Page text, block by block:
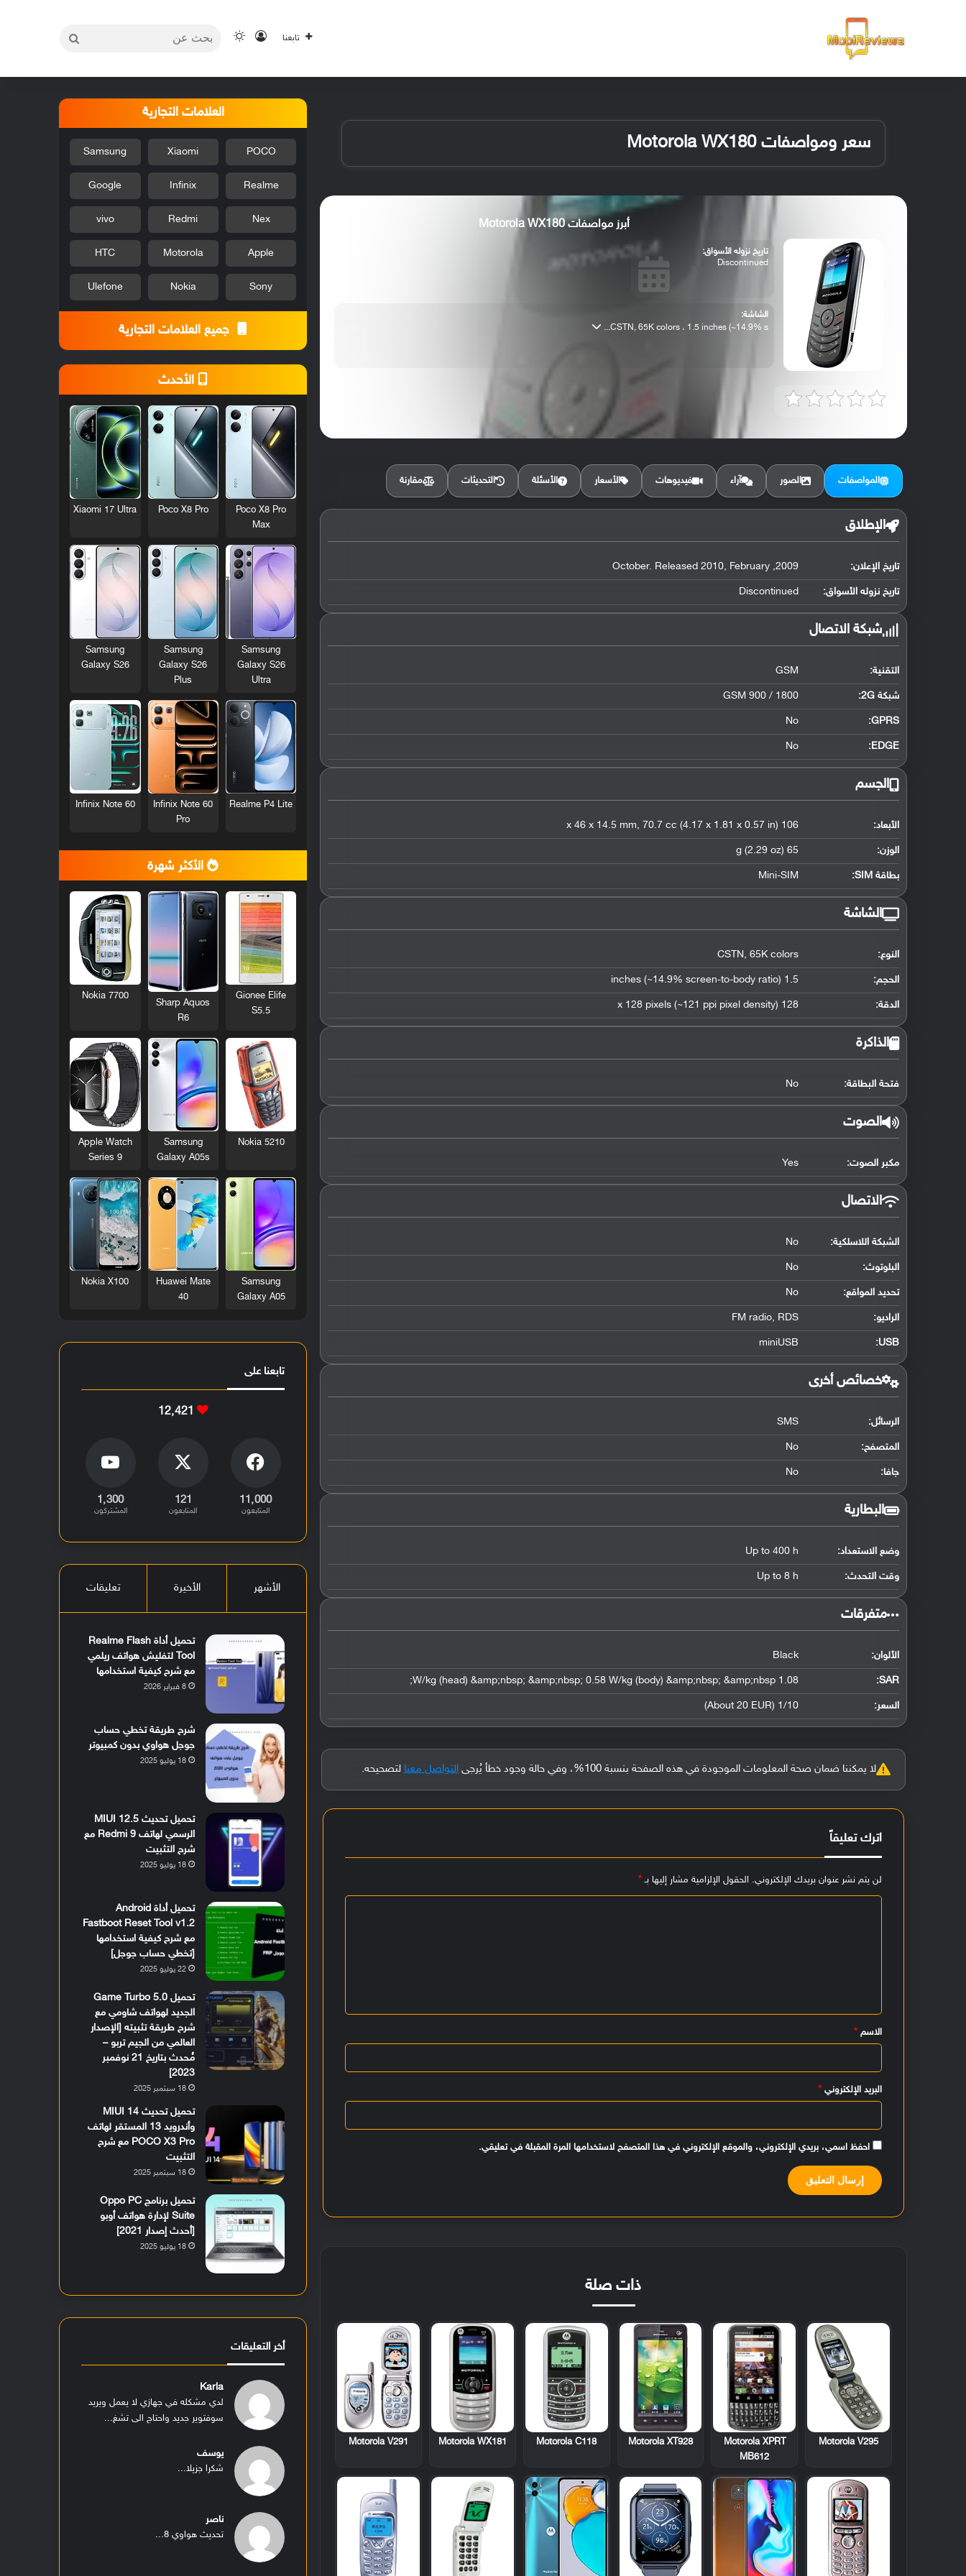
تابعنا تسجيل الدخول
الوضع المظلم
سعر ومواصفات Motorola WX180
أبرز مواصفات Motorola WX180
تاريخ نزوله الأسواق:
Discontinued
الشاشة:
CSTN, 65K colors ، 1.5 inches (~14.9% s...
المواصفات الصور آراء فيديوهات الأسعار الأسئلة التحديثات مقارنة
الإطلاق
تاريخ الإعلان: 2009, October. Released 2010, February
تاريخ نزوله الأسواق: Discontinued
شبكة الاتصال
التقنية: GSM
شبكة 2G: GSM 900 / 1800
GPRS:
No
EDGE:
No
الجسم
الأبعاد: 106 x 46 x 14.5 mm, 70.7 cc (4.17 x 1.81 x 0.57 in)
الوزن: 65 g (2.29 oz)
بطاقة SIM: Mini-SIM
الشاشة
النوع: CSTN, 65K colors
الحجم: 1.5 inches (~14.9% screen-to-body ratio)
الدقة: 128 x 128 pixels (~121 ppi pixel density)
الذاكرة
فتحة البطاقة: No
الصوت
مكبر الصوت: Yes
الاتصال
الشبكة اللاسلكية: No
البلوتوث:
No
تحديد المواقع:
No
الراديو: FM radio, RDS
USB
:
miniUSB
خصائص أخرى
الرسائل: SMS
المتصفح: No
جافا: No
البطارية
وضع الاستعداد: Up to 400 h
وقت التحدث: Up to 8 h
‏متفرقات‏
الألوان: Black
SAR
:
1.08 W/kg (head) &amp;nbsp; &amp;nbsp; 0.58 W/kg (body) &amp;nbsp; &amp;nbsp;
السعر: 1/10 (About 20 EUR)
لا يمكننا ضمان صحة المعلومات الموجودة في هذه الصفحة بنسبة 100%، وفي حالة وجود خطأ يُرجى التواصل معنا لتصحيحه.
اترك تعليقاً
لن يتم نشر عنوان بريدك الإلكتروني. الحقول الإلزامية مشار إليها بـ*
الاسم*
البريد الإلكتروني*
احفظ اسمي، بريدي الإلكتروني، والموقع الإلكتروني في هذا المتصفح لاستخدامها المرة المقبلة في تعليقي.
ذات صلة
Motorola V295
Motorola XPRT
MB612
Motorola XT928
Motorola C118
Motorola WX181
Motorola V291
العلامات التجارية
POCO
Xiaomi
Samsung
Realme
Infinix
Google
Nex
Redmi
vivo
Apple
Motorola
HTC
Sony
Nokia
Ulefone
جميع العلامات التجارية
الأحدث
Poco X8 Pro
Max
Poco X8 Pro
Xiaomi 17 Ultra
Samsung
Galaxy S26
Ultra
Samsung
Galaxy S26
Plus
Samsung
Galaxy S26
Realme P4 Lite
Infinix Note 60
Pro
Infinix Note 60
الأكثر شهرة
Gionee Elife
S5.5
Sharp Aquos
R6
Nokia 7700
Nokia 5210
Samsung
Galaxy A05s
Apple Watch
Series 9
Samsung
Galaxy A05
Huawei Mate
40
Nokia X100
تابعنا على
12٬421
11٬000
المتابعون
121
المتابعون
1٬300
المشتركون
الأشهر الأخيرة تعليقات
تحميل أداة Realme Flash
Tool لتفليش هواتف ريلمي
مع شرح كيفية استخدامها
8 فبراير 2026
شرح طريقة تخطي حساب
جوجل هواوي بدون كمبيوتر
18 يوليو 2025
تحميل تحديث MIUI 12.5
الرسمي لهاتف Redmi 9 مع
شرح التثبيت
18 يوليو 2025
تحميل أداة Android
Fastboot Reset Tool v1.2
مع شرح كيفية استخدامها
[تخطي حساب جوجل]
22 يوليو 2025
تحميل Game Turbo 5.0
الجديد لهواتف شاومي مع
شرح طريقة تثبيته [الإصدار
العالمي من الجيم تربو –
مُحدث بتاريخ 21 نوفمبر
2023]
18 سبتمبر 2025
تحميل تحديث MIUI 14
وأندرويد 13 المستقر لهاتف
POCO X3 Pro مع شرح
التثبيت
18 سبتمبر 2025
تحميل برنامج Oppo PC
Suite لإدارة هواتف أوبو
[أحدث إصدار 2021]
18 يوليو 2025
أخر التعليقات
Karla
لدي مشكله في جهازي لا يعمل ويريد
سوفتوير جديد واحتاج الى تشغ...
يوسف
شكرا جزيلا...
ناصر
تحديث هواوي 8...